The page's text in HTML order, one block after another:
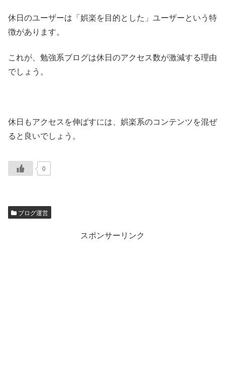
休日のユーザーは「娯楽を目的とした」ユーザーという特
徴があります。
これが、勉強系ブログは休日のアクセス数が激減する理由
でしょう。
休日もアクセスを伸ばすには、娯楽系のコンテンツを混ぜ
ると良いでしょう。
0
ブログ運営
スポンサーリンク